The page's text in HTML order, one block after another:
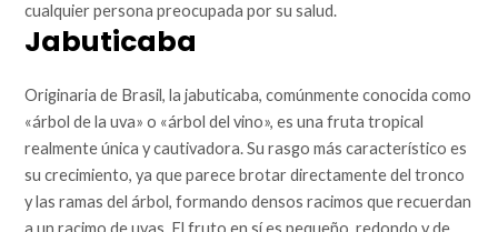
cualquier persona preocupada por su salud.
Jabuticaba
Originaria de Brasil, la jabuticaba, comúnmente conocida como
«árbol de la uva» o «árbol del vino», es una fruta tropical
realmente única y cautivadora. Su rasgo más característico es
su crecimiento, ya que parece brotar directamente del tronco
y las ramas del árbol, formando densos racimos que recuerdan